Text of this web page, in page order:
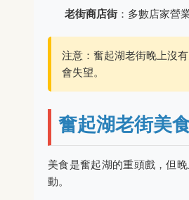
老街商店街 ：多數店家營
注意：奮起湖老街晚上沒
會失望。
奮起湖老街美
美食是奮起湖的重頭戲，但
動。